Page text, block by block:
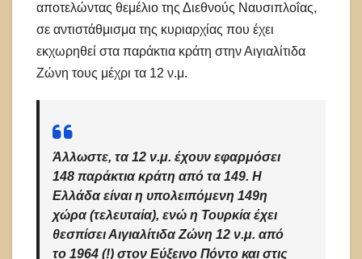
αποτελώντας θεμέλιο της Διεθνούς Ναυσιπλοΐας,
σε αντιστάθμισμα της κυριαρχίας που έχει
εκχωρηθεί στα παράκτια κράτη στην Αιγιαλίτιδα
Ζώνη τους μέχρι τα 12 ν.μ.
Άλλωστε, τα 12 ν.μ. έχουν εφαρμόσει
148 παράκτια κράτη από τα 149. Η
Ελλάδα είναι η υπολειπόμενη 149η
χώρα (τελευταία), ενώ η Τουρκία έχει
θεσπίσει Αιγιαλίτιδα Ζώνη 12 ν.μ. από
το 1964 (!) στον Εύξεινο Πόντο και στις